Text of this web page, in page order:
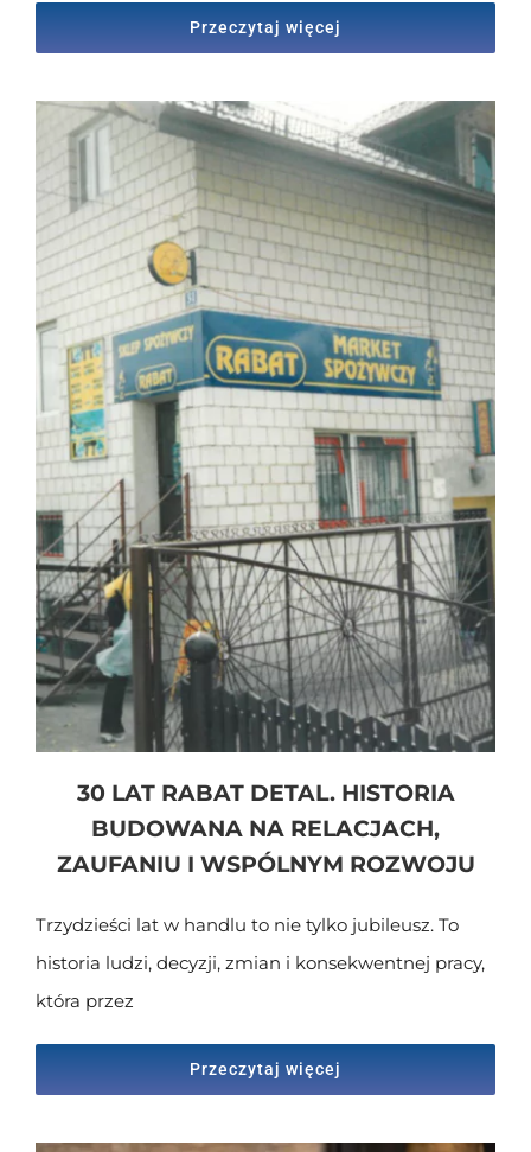
Przeczytaj więcej
30 LAT RABAT DETAL. HISTORIA
BUDOWANA NA RELACJACH,
ZAUFANIU I WSPÓLNYM ROZWOJU
Trzydzieści lat w handlu to nie tylko jubileusz. To
historia ludzi, decyzji, zmian i konsekwentnej pracy,
która przez
Przeczytaj więcej